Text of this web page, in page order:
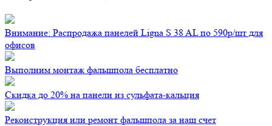
Внимание: Распродажа панелей Ligna S 38 AL по 590р/шт для
офисов
Выполним монтаж фальшпола бесплатно
Скидка до 20% на панели из сульфата-кальция
Реконструкция или ремонт фальшпола за наш счет